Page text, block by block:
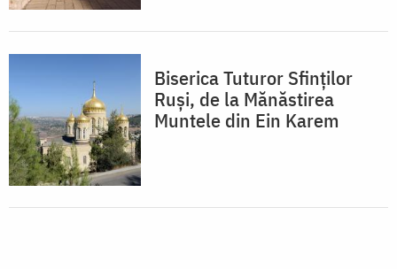
Biserica Tuturor Sfinţilor
Ruşi, de la Mănăstirea
Muntele din Ein Karem